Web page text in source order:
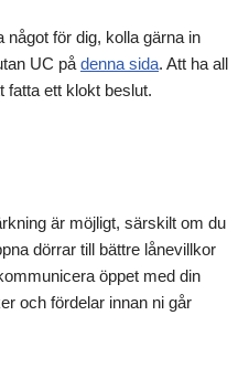
för dig, kolla gärna in
UC på denna sida. Att ha all
fatta ett klokt beslut.
är möjligt, särskilt om du
dörrar till bättre lånevillkor
öppet med din
och fördelar innan ni går